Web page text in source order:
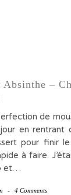
Absinthe –
de
en rentrant
pour finir
à faire.
et…
- 4 Comments